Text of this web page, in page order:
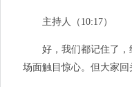
主持人（10:17）
好，我们都记住了，继
场面触目惊心。但大家